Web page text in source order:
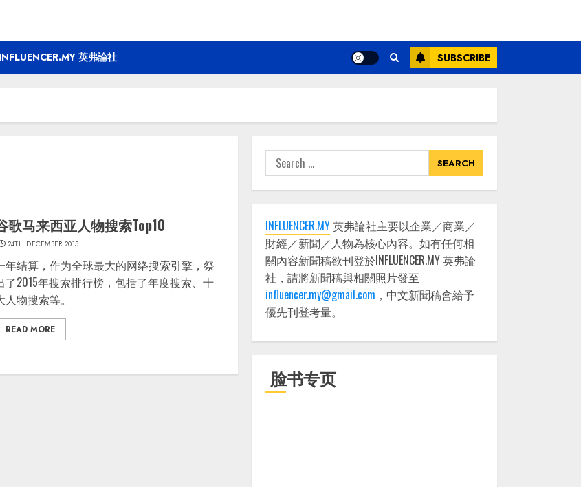
英弗論社 SUBSCRIBE
歌马来西亚人物搜索Top10
24TH DECEMBER 2015
年结算，作为全球最大的网络搜索引擎，祭
了2015年搜索排行榜，包括了年度搜索、十
人物搜索等。
READ MORE
Search
for:
INFLUENCER.MY英弗論社主要以企業／商業／
財經／新聞／人物為核心內容。如有任何相
關內容新聞稿欲刊登於INFLUENCER.MY 英弗論
社，請將新聞稿與相關照片發至
influencer.my@gmail.com ，中文新聞稿會給予
優先刊登考量。
脸书专页